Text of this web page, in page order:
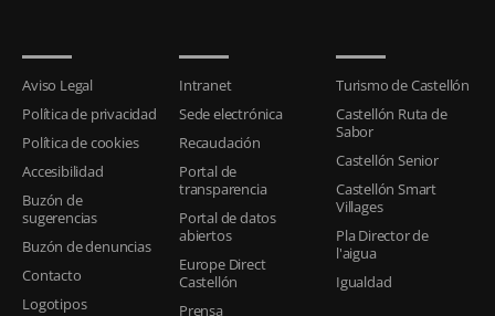
Aviso Legal
Política de privacidad
Política de cookies
Accesibilidad
Buzón de
sugerencias
Buzón de denuncias
Contacto
Logotipos
Intranet
Sede electrónica
Recaudación
Portal de
transparencia
Portal de datos
abiertos
Europe Direct
Castellón
Prensa
Turismo de Castellón
Castellón Ruta de
Sabor
Castellón Senior
Castellón Smart
Villages
Pla Director de
l'aigua
Igualdad